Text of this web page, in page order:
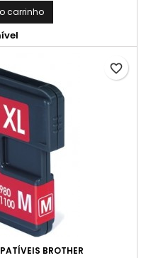
carrinho
BROTHER
favorite_border